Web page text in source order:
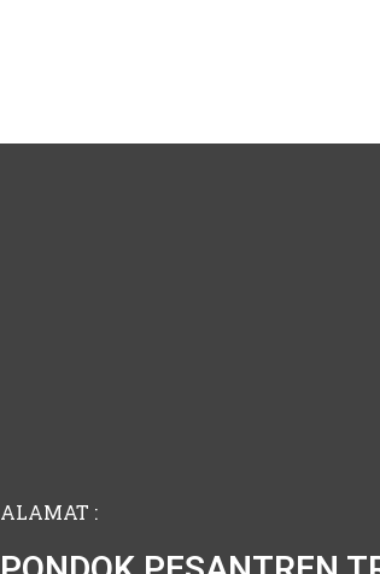
ALAMAT :